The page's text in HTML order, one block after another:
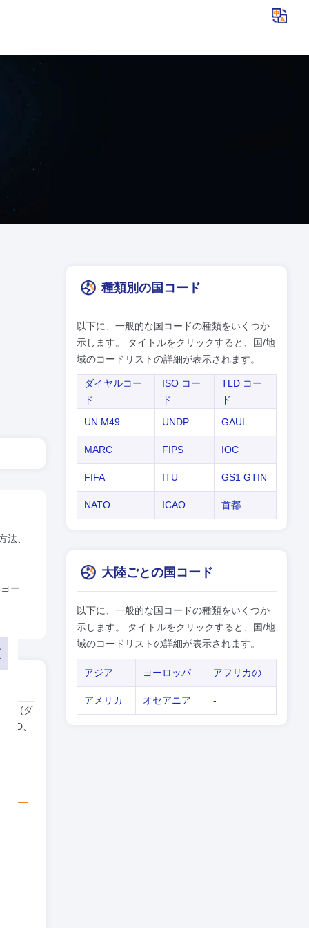
法、
ー
体 (ダ
、
種類別の国コード
以下に、一般的な国コードの種類をいくつか
示します。 タイトルをクリックすると、国/地
域のコードリストの詳細が表示されます。
ダイヤルコー
ド
ISO コー
ド
TLD コー
ド
UN M49
UNDP GAUL
MARC FIPS IOC
FIFA ITU GS1 GTIN
NATO ICAO 首都
大陸ごとの国コード
以下に、一般的な国コードの種類をいくつか
示します。 タイトルをクリックすると、国/地
域のコードリストの詳細が表示されます。
アジア ヨーロッパ アフリカの
アメリカ オセアニア -